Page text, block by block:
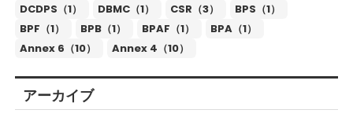
DCDPS（1）
DBMC（1） CSR（3）
BPS（1）
BPF（1）
BPB（1） BPAF（1）
BPA（1）
Annex 6（10）
Annex 4（10）
アーカイブ